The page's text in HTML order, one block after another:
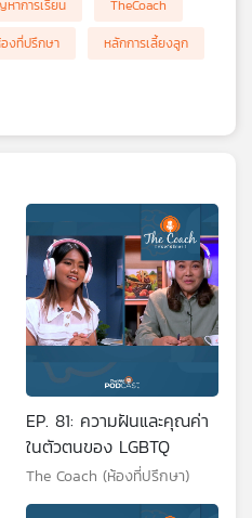
าการเรียน
TheCoach
งที่ปรึกษา
หลักการเลี้ยงลูก
EP. 81: ความฝันและคุณค่า
ในตัวตนของ LGBTQ
The Coach (ห้องที่ปรึกษา)